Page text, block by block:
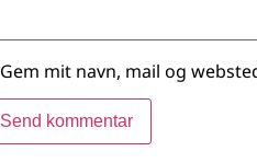
Gem mit navn, mail og